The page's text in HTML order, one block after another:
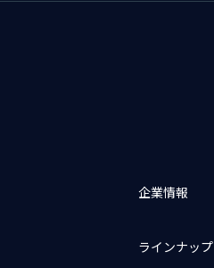
企業情報
ラインナップ